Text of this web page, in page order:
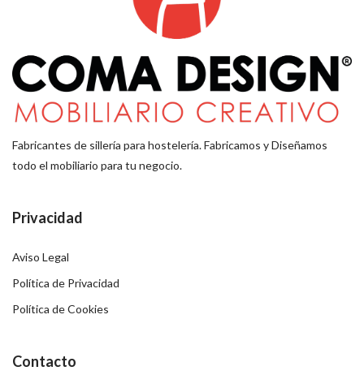
Fabricantes de sillería para hostelería. Fabricamos y Diseñamos
todo el mobiliario para tu negocio.
Privacidad
Aviso Legal
Política de Privacidad
Política de Cookies
Contacto